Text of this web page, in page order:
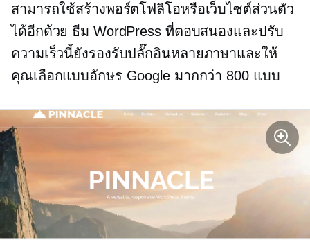
สามารถใช้สร้างพอร์ตโฟลิโอหรือเว็บไซต์ส่วนตัว
ได้อีกด้วย ธีม WordPress ที่ตอบสนองและปรับ
ความเร็วนี้ยังรองรับปลั๊กอินหลายภาษาและให้
คุณเลือกแบบอักษร Google มากกว่า 800 แบบ